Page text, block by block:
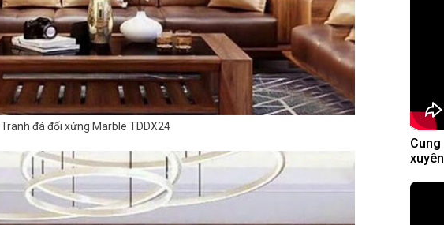
Tranh đá đối xứng Marble TDDX24